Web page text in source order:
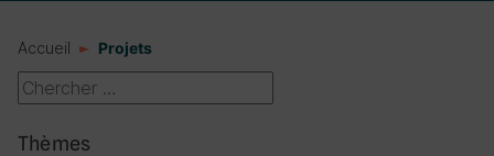
Accueil Projets
Thèmes